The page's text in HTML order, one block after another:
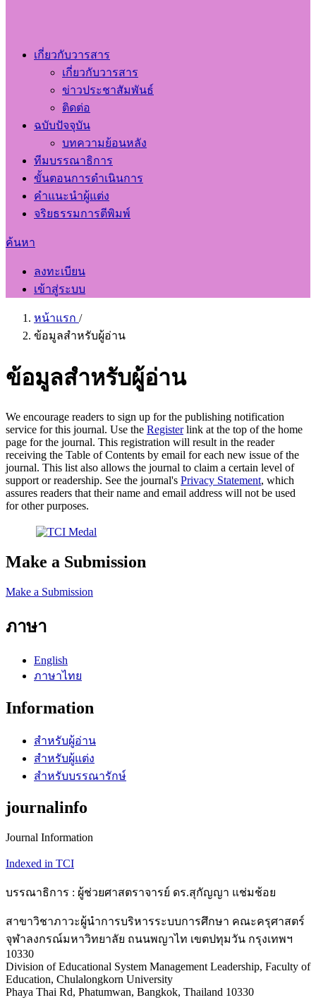
เกี่ยวกับวารสาร
เกี่ยวกับวารสาร
ข่าวประชาสัมพันธ์
ติดต่อ
ฉบับปัจจุบัน
บทความย้อนหลัง
ทีมบรรณาธิการ
ขั้นตอนการดำเนินการ
คำแนะนำผู้แต่ง
จริยธรรมการตีพิมพ์
ค้นหา
ลงทะเบียน
เข้าสู่ระบบ
หน้าแรก /
ข้อมูลสำหรับผู้อ่าน
ข้อมูลสำหรับผู้อ่าน
We encourage readers to sign up for the publishing notification
service for this journal. Use the Registerlink at the top of the home
page for the journal. This registration will result in the reader
receiving the Table of Contents by email for each new issue of the
journal. This list also allows the journal to claim a certain level of
support or readership. See the journal's Privacy Statement, which
assures readers that their name and email address will not be used
for other purposes.
Make a Submission
Make a Submission
ภาษา
English
ภาษาไทย
Information
สำหรับผู้อ่าน
สำหรับผู้แต่ง
สำหรับบรรณารักษ์
journalinfo
Journal Information
Indexed in TCI
บรรณาธิการ : ผู้ช่วยศาสตราจารย์ ดร.สุกัญญา แช่มช้อย
สาขาวิชาภาวะผู้นำการบริหารระบบการศึกษา คณะครุศาสตร์
จุฬาลงกรณ์มหาวิทยาลัย ถนนพญาไท เขตปทุมวัน กรุงเทพฯ
10330
Division of Educational System Management Leadership, Faculty of
Education, Chulalongkorn University
Phaya Thai Rd, Phatumwan, Bangkok, Thailand 10330